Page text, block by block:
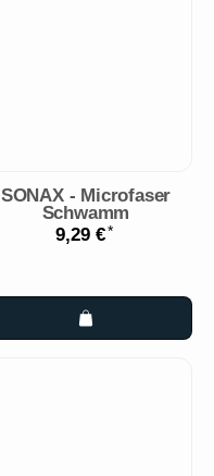
SONAX - Microfaser
Schwamm
9,29 €*